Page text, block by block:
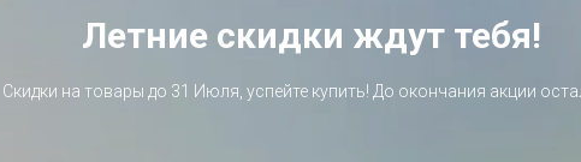
Летние скидки ждут тебя!
Скидки на товары до 31 Июля, успейте купить! До окончания акции